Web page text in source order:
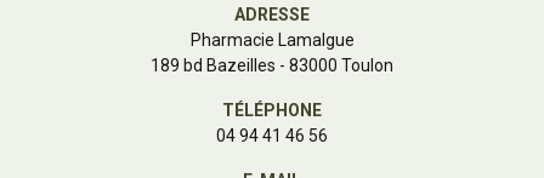
ADRESSE
Pharmacie Lamalgue
189 bd Bazeilles - 83000 Toulon
TÉLÉPHONE
04 94 41 46 56